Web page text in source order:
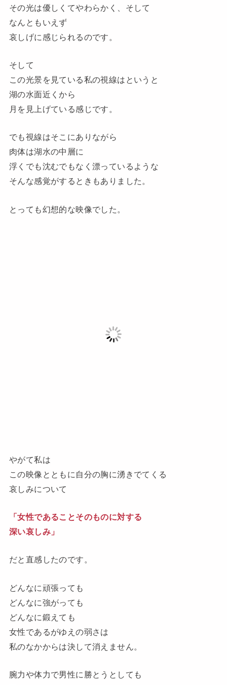
その光は優しくてやわらかく、そして
なんともいえず
哀しげに感じられるのです。
そして
この光景を見ている私の視線はというと
湖の水面近くから
月を見上げている感じです。
でも視線はそこにありながら
肉体は湖水の中層に
浮くでも沈むでもなく漂っているような
そんな感覚がするときもありました。
とっても幻想的な映像でした。
やがて私は
この映像とともに自分の胸に湧きでてくる
哀しみについて
「女性であることそのものに対する
深い哀しみ」
だと直感したのです。
どんなに頑張っても
どんなに強がっても
どんなに鍛えても
女性であるがゆえの弱さは
私のなかからは決して消えません。
腕力や体力で男性に勝とうとしても